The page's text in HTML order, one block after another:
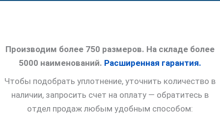
Производим более 750 размеров. На складе более
5000 наименований. Расширенная гарантия.
Чтобы подобрать уплотнение, уточнить количество в
наличии, запросить счет на оплату — обратитесь в
отдел продаж любым удобным способом: